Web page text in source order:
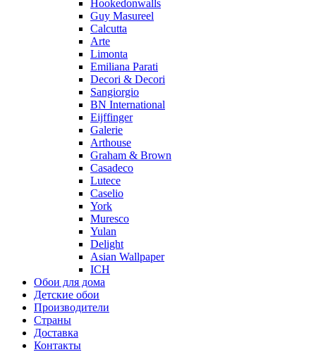
Hookedonwalls
Guy Masureel
Calcutta
Arte
Limonta
Emiliana Parati
Decori & Decori
Sangiorgio
BN International
Eijffinger
Galerie
Arthouse
Graham & Brown
Casadeco
Lutece
Caselio
York
Muresco
Yulan
Delight
Asian Wallpaper
ICH
Обои для дома
Детские обои
Производители
Страны
Доставка
Контакты